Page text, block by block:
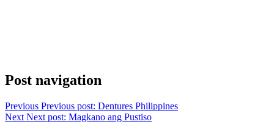
Post navigation
Previous Previous post: Dentures Philippines
Next Next post: Magkano ang Pustiso